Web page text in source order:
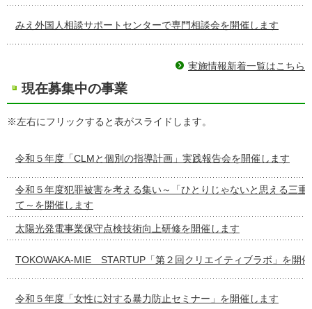
みえ外国人相談サポートセンターで専門相談会を開催します
実施情報新着一覧はこちら
現在募集中の事業
※左右にフリックすると表がスライドします。
令和５年度「CLMと個別の指導計画」実践報告会を開催します
令和５年度犯罪被害を考える集い～「ひとりじゃないと思える三重
て～を開催します
太陽光発電事業保守点検技術向上研修を開催します
TOKOWAKA-MIE STARTUP「第２回クリエイティブラボ」を開
令和５年度「女性に対する暴力防止セミナー」を開催します